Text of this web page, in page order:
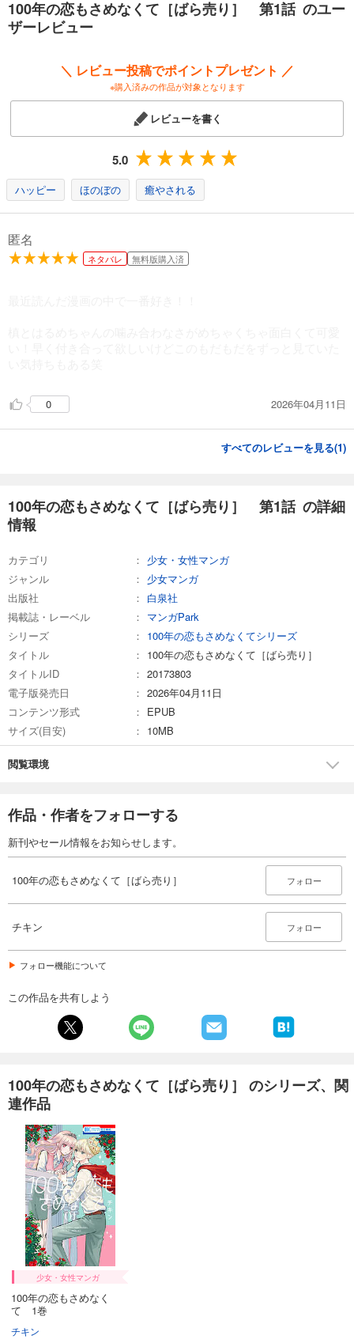
100年の恋もさめなくて［ばら売り］ 第1話 のユー
ザーレビュー
＼ レビュー投稿でポイントプレゼント ／
※購入済みの作品が対象となります
レビューを書く
5.0
ハッピー ほのぼの 癒やされる
匿名
ネタバレ 無料版購入済
0 2026年04月11日
すべてのレビューを見る(1)
100年の恋もさめなくて［ばら売り］ 第1話 の詳細
情報
カテゴリ
少女・女性マンガ
ジャンル
少女マンガ
出版社
白泉社
掲載誌・レーベル
マンガPark
シリーズ
100年の恋もさめなくてシリーズ
タイトル
100年の恋もさめなくて［ばら売り］
タイトルID
20173803
電子版発売日
2026年04月11日
コンテンツ形式
EPUB
サイズ(目安)
10MB
閲覧環境
作品・作者をフォローする
新刊やセール情報をお知らせします。
100年の恋もさめなくて［ばら売り］ フォロー
チキン フォロー
フォロー機能について
この作品を共有しよう
100年の恋もさめなくて［ばら売り］ のシリーズ、関
連作品
少女・女性マンガ
100年の恋もさめなく
て 1巻
チキン